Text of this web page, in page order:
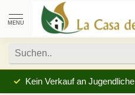
MENU
Kein Verkauf an